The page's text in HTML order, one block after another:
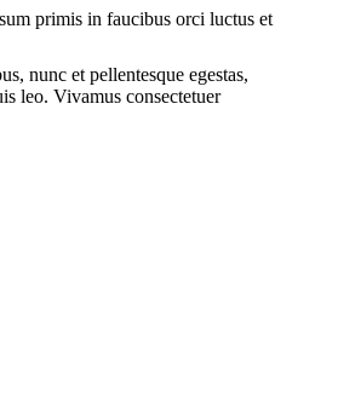
primis in faucibus orci luctus et
nunc et pellentesque egestas,
leo. Vivamus consectetuer